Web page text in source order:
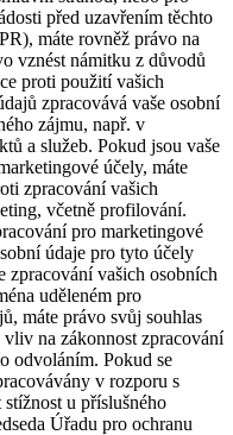
před uzavřením těchto
máte rovněž právo na
vznést námitku z důvodů
proti použití vašich
zpracovává vaše osobní
zájmu, např. v
a služeb. Pokud jsou vaše
účely, máte
zpracování vašich
včetně profilování.
pro marketingové
údaje pro tyto účely
zpracování vašich osobních
uděleném pro
máte právo svůj souhlas
na zákonnost zpracování
odvoláním. Pokud se
v rozporu s
u příslušného
Úřadu pro ochranu